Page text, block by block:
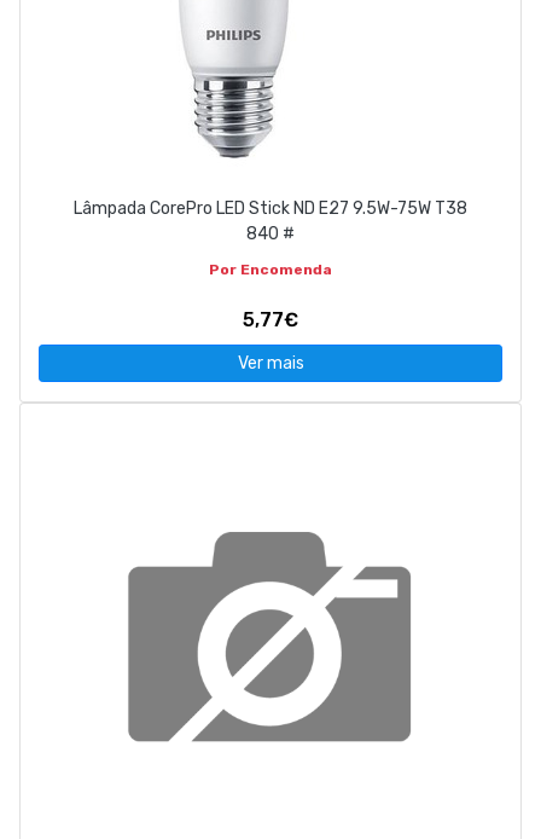
Lâmpada CorePro LED Stick ND E27 9.5W-75W T38
840 #
Por Encomenda
5,77€
Ver mais